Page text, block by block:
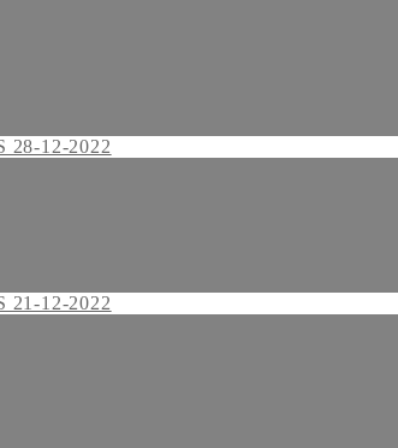
28-12-2022
21-12-2022